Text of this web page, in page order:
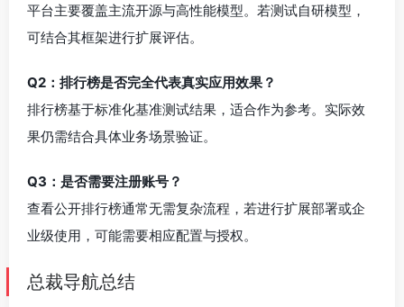
平台主要覆盖主流开源与高性能模型。若测试自研模型，
可结合其框架进行扩展评估。
Q2：排行榜是否完全代表真实应用效果？
排行榜基于标准化基准测试结果，适合作为参考。实际效
果仍需结合具体业务场景验证。
Q3：是否需要注册账号？
查看公开排行榜通常无需复杂流程，若进行扩展部署或企
业级使用，可能需要相应配置与授权。
总裁导航总结